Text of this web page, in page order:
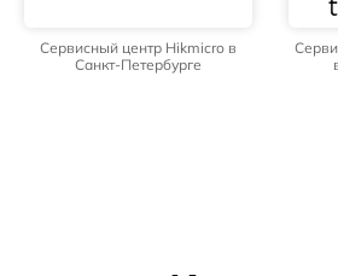
Сервисный центр Hikmicro в
Санкт-Петербурге